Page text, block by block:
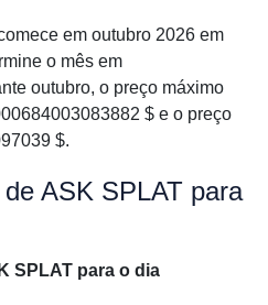
em outubro 2026 em
o mês em
outubro, o preço máximo
$ e o preço
$.
ASK SPLAT para
SPLAT para o dia